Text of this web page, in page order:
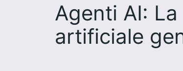
Agenti AI:
artificiale